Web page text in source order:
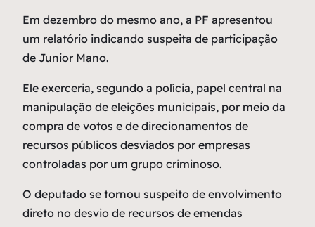
Em dezembro do mesmo ano, a PF apresentou
um relatório indicando suspeita de participação
de Junior Mano.
Ele exerceria, segundo a polícia, papel central na
manipulação de eleições municipais, por meio da
compra de votos e de direcionamentos de
recursos públicos desviados por empresas
controladas por um grupo criminoso.
O deputado se tornou suspeito de envolvimento
direto no desvio de recursos de emendas